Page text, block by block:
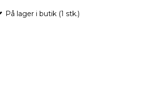
På lager i butik (1 stk.)